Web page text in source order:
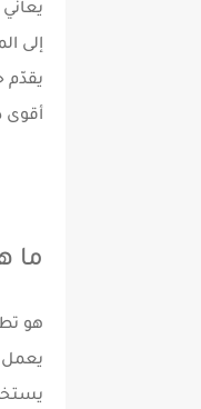
إلى
يقدّم
أقوى
ما
هو
يعمل